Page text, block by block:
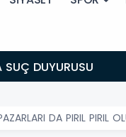
SUÇ DUYURUSU
DA PIRIL PIRIL